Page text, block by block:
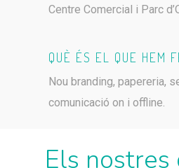
Centre Comercial i Parc
QUÈ ÉS EL QUE HEM
Nou branding, papereria,
comunicació on i offline.
Els